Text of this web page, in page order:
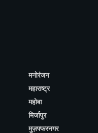
मनोरंजन
महाराष्ट्र
महोबा
मिर्जापुर
मुज़फ्फरनगर